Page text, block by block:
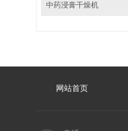
中药浸膏干燥机
网站首页